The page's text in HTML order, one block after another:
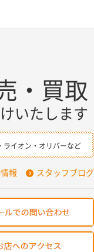
・買取
いたします
ライオン・オリバーなど
報 スタッフブログ